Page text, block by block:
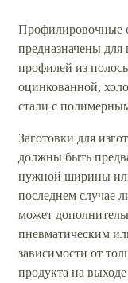
предназначены
профилей из
оцинкованной,
стали с
Заготовки для
должны быть
нужной ширины
последнем случае
может
пневматическим
зависимости от
продукта на